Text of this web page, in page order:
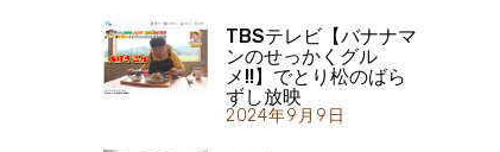
TBSテレビ【バナナマ
ンのせっかくグル
メ!!】でとり松のばら
ずし放映
2024年9月9日